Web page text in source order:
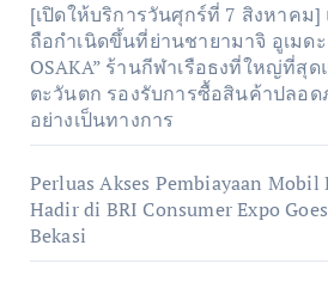
[เปิดให้บริการวันศุกร์ที่ 7 สิงหาคม
ถือกำเนิดขึ้นที่ย่านชายามาจิ อูเมด
OSAKA” ร้านกีฬาเรือธงที่ใหญ่ที่สุ
ตะวันตก รองรับการซื้อสินค้าปลอด
อย่างเป็นทางการ
Perluas Akses Pembiayaan Mobil
Hadir di BRI Consumer Expo
Bekasi